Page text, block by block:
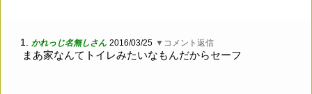
1. かれっじ名無しさん 2016/03/25 ▼コメント返信
まあ家なんてトイレみたいなもんだからセーフ